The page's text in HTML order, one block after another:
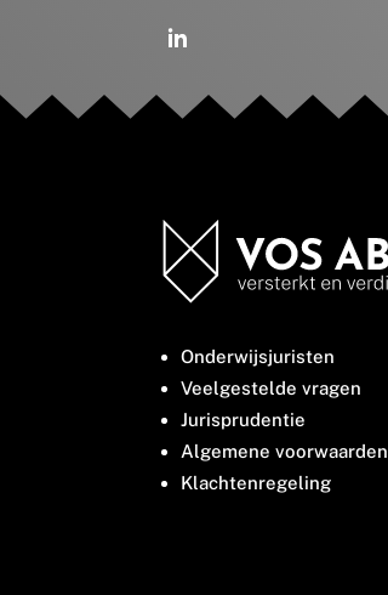
Onderwijsjuristen
Veelgestelde vragen
Jurisprudentie
Algemene voorwaarden
Klachtenregeling